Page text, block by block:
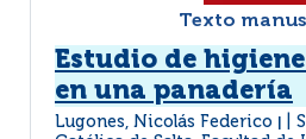
Texto
Estudio de
en una panadería
Lugones, Nicolás Federico